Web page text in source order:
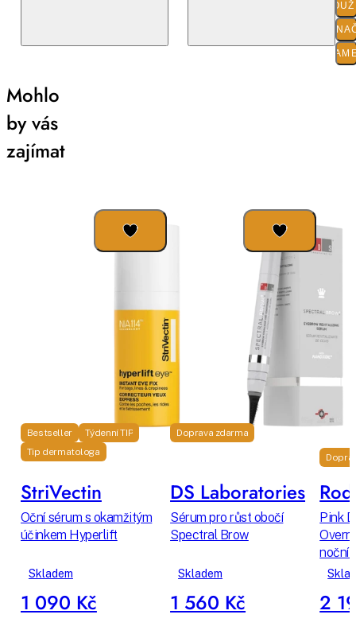
O
Mohlo
by vás
zajímat
Bestseller
Týdenní TIP
Tip dermatologa
StriVectin
Oční sérum s okamžitým
účinkem Hyperlift
Skladem
1 090 Kč
Doprava zdarma
DS Laboratories
Sérum pro růst obočí
Spectral Brow
Skladem
1 560 Kč
Pink
noční
2